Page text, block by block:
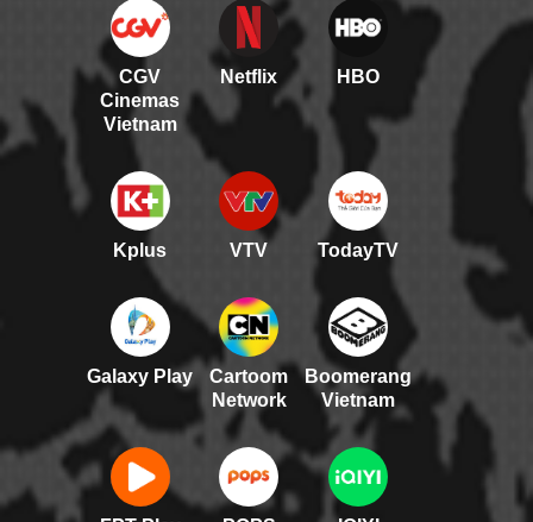
CGV
Cinemas
Vietnam
Netflix HBO
Kplus VTV TodayTV
Galaxy Play
Cartoom
Network
Boomerang
Vietnam